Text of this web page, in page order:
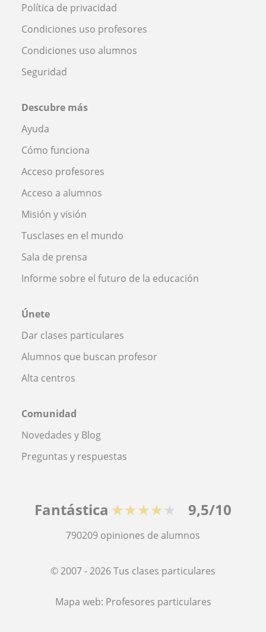
Política de privacidad
Condiciones uso profesores
Condiciones uso alumnos
Seguridad
Descubre más
Ayuda
Cómo funciona
Acceso profesores
Acceso a alumnos
Misión y visión
Tusclases en el mundo
Sala de prensa
Informe sobre el futuro de la educación
Únete
Dar clases particulares
Alumnos que buscan profesor
Alta centros
Comunidad
Novedades y Blog
Preguntas y respuestas
Fantástica ★★★★★ 9,5/10
790209 opiniones de alumnos
© 2007 - 2026 Tus clases particulares
Mapa web: Profesores particulares